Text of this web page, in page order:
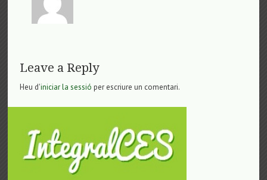
Leave a Reply
Heu d'iniciar la sessió per escriure un comentari.